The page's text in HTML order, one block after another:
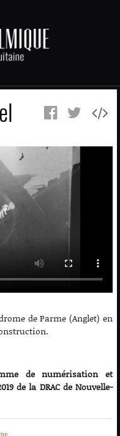
de Parme (Anglet) en
de numérisation et
de la DRAC de Nouvelle-